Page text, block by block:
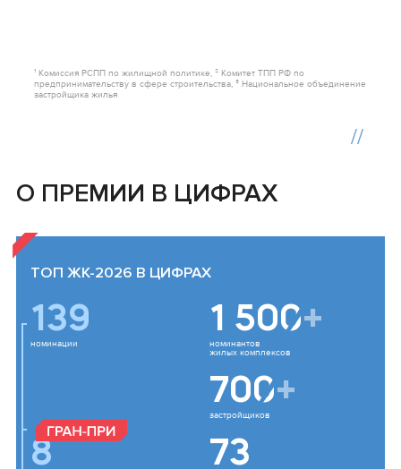
¹ Комиссия РСПП по жилищной политике, ² Комитет ТПП РФ по
предпринимательству в сфере строительства, ³ Национальное объединение
застройщика жилья
О ПРЕМИИ В ЦИФРАХ
ТОП ЖК-2026 В ЦИФРАХ
139
номинации
1 500+
номинантов
жилых комплексов
700+
застройщиков
8 73